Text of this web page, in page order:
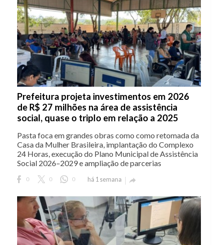
Prefeitura projeta investimentos em 2026
de R$ 27 milhões na área de assistência
social, quase o triplo em relação a 2025
Pasta foca em grandes obras como como retomada da
Casa da Mulher Brasileira, implantação do Complexo
24 Horas, execução do Plano Municipal de Assistência
Social 2026–2029 e ampliação de parcerias
0 0 0 há 1 semana 